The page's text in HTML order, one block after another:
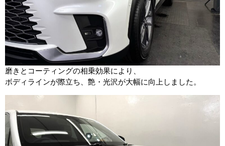
磨きとコーティングの相乗効果により、
ボディラインが際立ち、艶・光沢が大幅に向上しました。